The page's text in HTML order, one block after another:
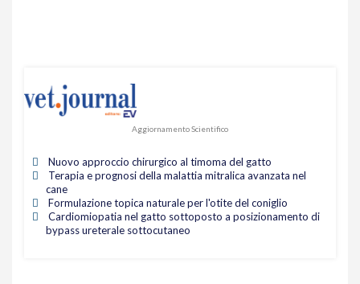
Aggiornamento Scientifico
Nuovo approccio chirurgico al timoma del gatto
Terapia e prognosi della malattia mitralica avanzata nel
cane
Formulazione topica naturale per l'otite del coniglio
Cardiomiopatia nel gatto sottoposto a posizionamento di
bypass ureterale sottocutaneo